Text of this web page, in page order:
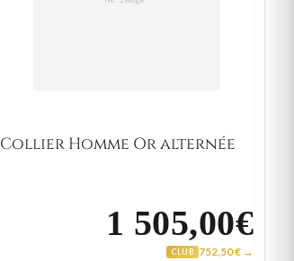
Collier Homme Or alternée
1 505,00€
CLUB 752,50 € →